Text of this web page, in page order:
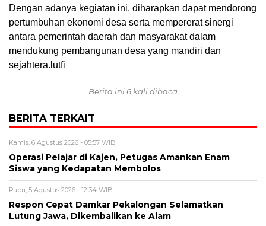
Dengan adanya kegiatan ini, diharapkan dapat mendorong
pertumbuhan ekonomi desa serta mempererat sinergi
antara pemerintah daerah dan masyarakat dalam
mendukung pembangunan desa yang mandiri dan
sejahtera.lutfi
Berita ini 6 kali dibaca
BERITA TERKAIT
Kamis, 6 Agustus 2026 - 05:57 WIB
Operasi Pelajar di Kajen, Petugas Amankan Enam
Siswa yang Kedapatan Membolos
Rabu, 5 Agustus 2026 - 12:34 WIB
Respon Cepat Damkar Pekalongan Selamatkan
Lutung Jawa, Dikembalikan ke Alam